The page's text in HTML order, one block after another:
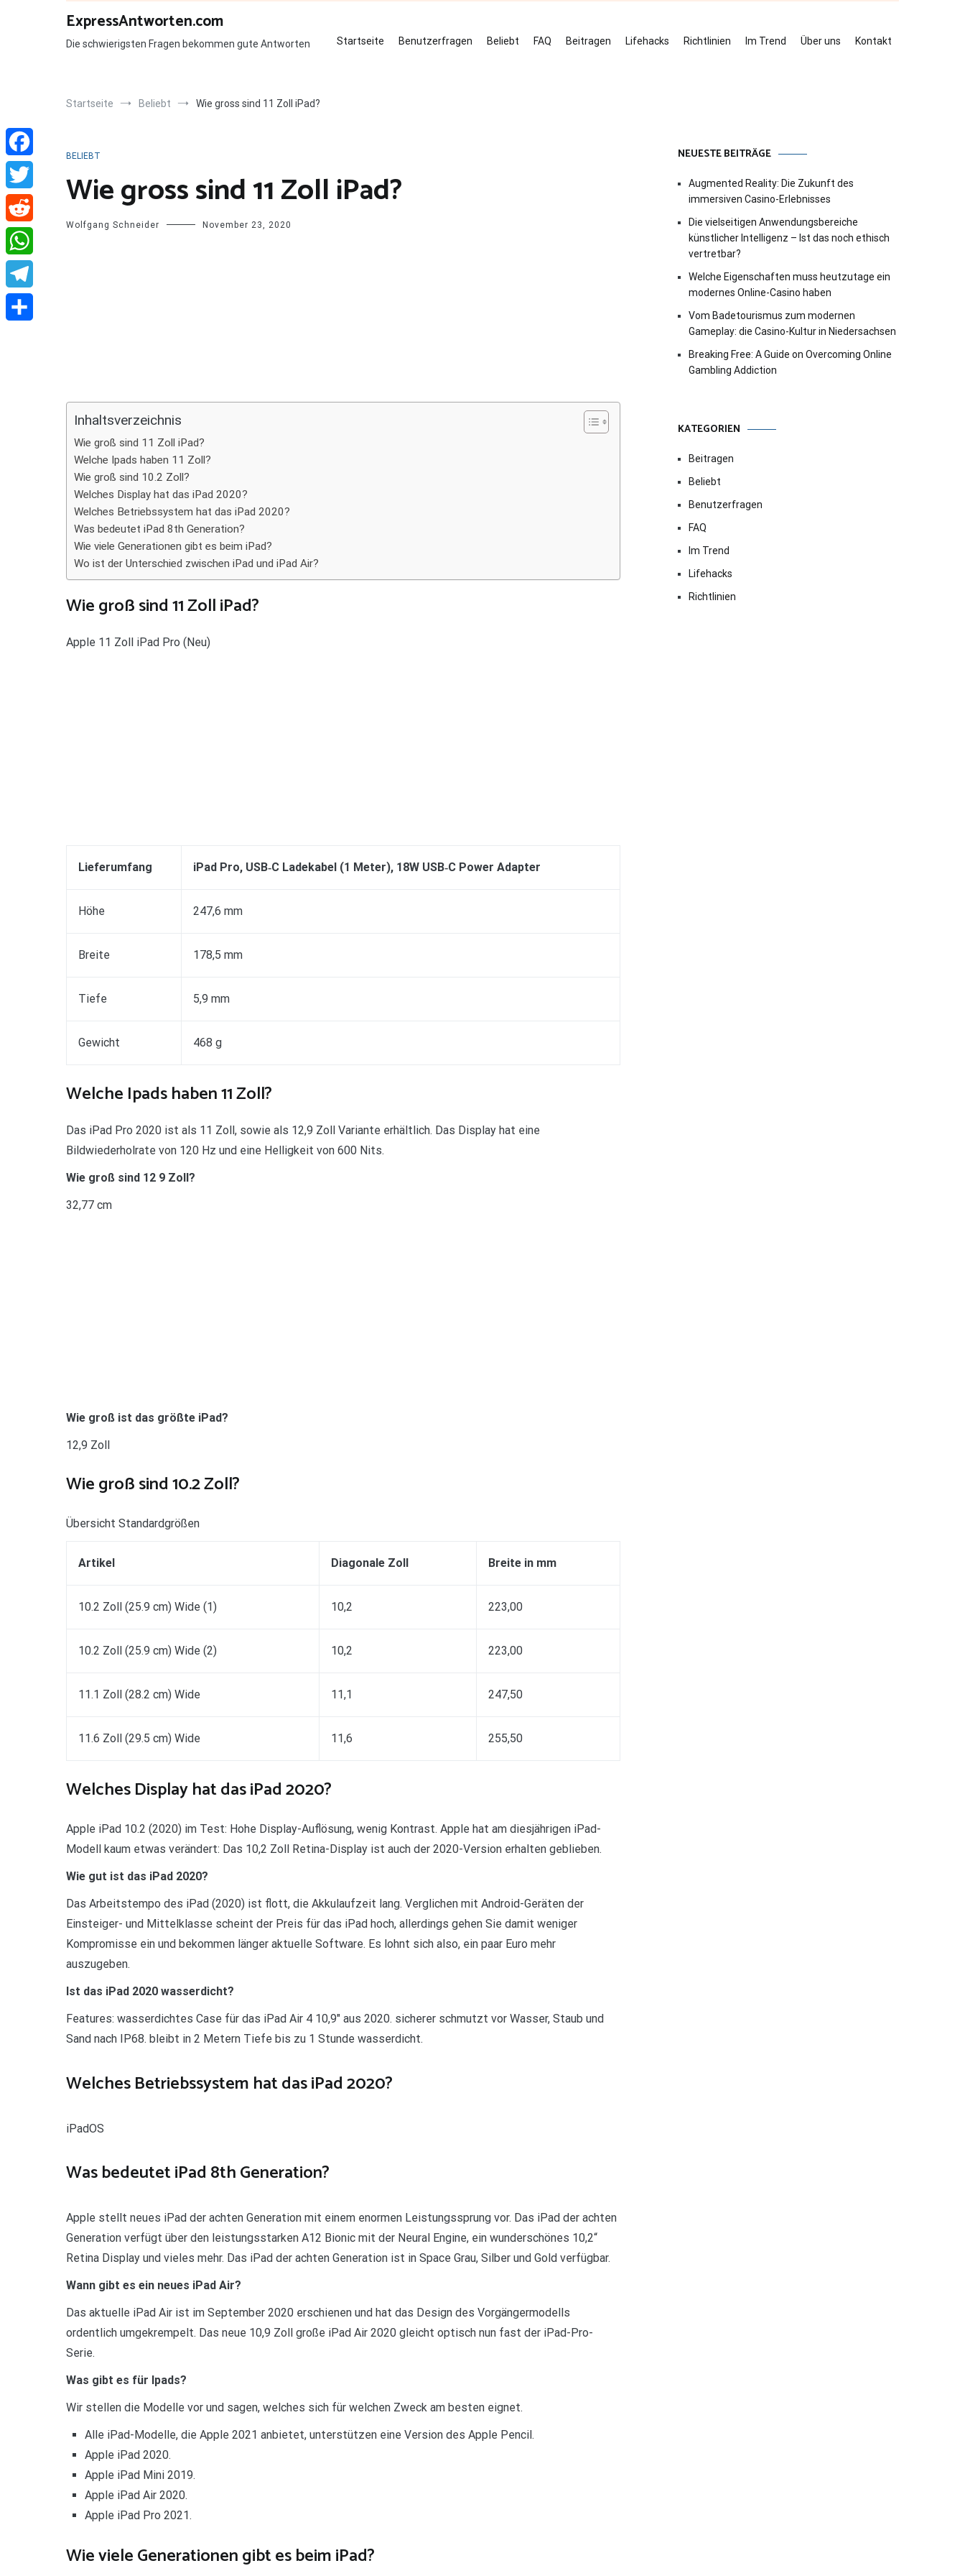
ExpressAntworten.com
Die schwierigsten Fragen bekommen gute Antworten Startseite Benutzerfragen Beliebt FAQ Beitragen Lifehacks Richtlinien Im Trend Über uns Kontakt
Startseite Beliebt Wie gross sind 11 Zoll iPad?
BELIEBT
Wie gross sind 11 Zoll iPad?
Wolfgang Schneider November 23, 2020
Inhaltsverzeichnis
Wie groß sind 11 Zoll iPad?
Welche Ipads haben 11 Zoll?
Wie groß sind 10.2 Zoll?
Welches Display hat das iPad 2020?
Welches Betriebssystem hat das iPad 2020?
Was bedeutet iPad 8th Generation?
Wie viele Generationen gibt es beim iPad?
Wo ist der Unterschied zwischen iPad und iPad Air?
Wie groß sind 11 Zoll iPad?
Apple 11 Zoll iPad Pro (Neu)
Lieferumfang iPad Pro, USB‑C Ladekabel (1 Meter), 18W USB‑C Power Adapter
Höhe 247,6 mm
Breite 178,5 mm
Tiefe 5,9 mm
Gewicht 468 g
Welche Ipads haben 11 Zoll?
Das iPad Pro 2020 ist als 11 Zoll, sowie als 12,9 Zoll Variante erhältlich. Das Display hat eine
Bildwiederholrate von 120 Hz und eine Helligkeit von 600 Nits.
Wie groß sind 12 9 Zoll?
32,77 cm
Wie groß ist das größte iPad?
12,9 Zoll
Wie groß sind 10.2 Zoll?
Übersicht Standardgrößen
Artikel Diagonale Zoll Breite in mm
10.2 Zoll (25.9 cm) Wide (1) 10,2 223,00
10.2 Zoll (25.9 cm) Wide (2) 10,2 223,00
11.1 Zoll (28.2 cm) Wide 11,1 247,50
11.6 Zoll (29.5 cm) Wide 11,6 255,50
Welches Display hat das iPad 2020?
Apple iPad 10.2 (2020) im Test: Hohe Display-Auflösung, wenig Kontrast. Apple hat am diesjährigen iPad-
Modell kaum etwas verändert: Das 10,2 Zoll Retina-Display ist auch der 2020-Version erhalten geblieben.
Wie gut ist das iPad 2020?
Das Arbeitstempo des iPad (2020) ist flott, die Akkulaufzeit lang. Verglichen mit Android-Geräten der
Einsteiger- und Mittelklasse scheint der Preis für das iPad hoch, allerdings gehen Sie damit weniger
Kompromisse ein und bekommen länger aktuelle Software. Es lohnt sich also, ein paar Euro mehr
auszugeben.
Ist das iPad 2020 wasserdicht?
Features: wasserdichtes Case für das iPad Air 4 10,9″ aus 2020. sicherer schmutzt vor Wasser, Staub und
Sand nach IP68. bleibt in 2 Metern Tiefe bis zu 1 Stunde wasserdicht.
Welches Betriebssystem hat das iPad 2020?
iPadOS
Was bedeutet iPad 8th Generation?
Apple stellt neues iPad der achten Generation mit einem enormen Leistungssprung vor. Das iPad der achten
Generation verfügt über den leistungsstarken A12 Bionic mit der Neural Engine, ein wunderschönes 10,2“
Retina Display und vieles mehr. Das iPad der achten Generation ist in Space Grau, Silber und Gold verfügbar.
Wann gibt es ein neues iPad Air?
Das aktuelle iPad Air ist im September 2020 erschienen und hat das Design des Vorgängermodells
ordentlich umgekrempelt. Das neue 10,9 Zoll große iPad Air 2020 gleicht optisch nun fast der iPad-Pro-
Serie.
Was gibt es für Ipads?
Wir stellen die Modelle vor und sagen, welches sich für welchen Zweck am besten eignet.
Alle iPad-Modelle, die Apple 2021 anbietet, unterstützen eine Version des Apple Pencil.
Apple iPad 2020.
Apple iPad Mini 2019.
Apple iPad Air 2020.
Apple iPad Pro 2021.
Wie viele Generationen gibt es beim iPad?
NEUESTE BEITRÄGE
Augmented Reality: Die Zukunft des
immersiven Casino-Erlebnisses
Die vielseitigen Anwendungsbereiche
künstlicher Intelligenz – Ist das noch ethisch
vertretbar?
Welche Eigenschaften muss heutzutage ein
modernes Online-Casino haben
Vom Badetourismus zum modernen
Gameplay: die Casino-Kultur in Niedersachsen
Breaking Free: A Guide on Overcoming Online
Gambling Addiction
KATEGORIEN
Beitragen
Beliebt
Benutzerfragen
FAQ
Im Trend
Lifehacks
Richtlinien
Facebook
Twitter
Reddit
WhatsApp
Telegram